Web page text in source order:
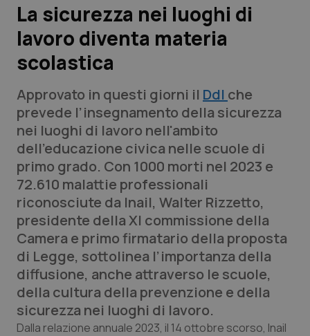
Lavoro e Professioni
Scienza e Farmaci
Studi e Analisi
Lettere al direttore
Edizioni Regionali
QS Pro
Professionisti Sanitari.AI
Abruzzo
Basilicata
QS Pro Gold
Artrite & artrosi
QS Club Newsletter
La sicurezza nei luoghi di
lavoro diventa materia
scolastica
Approvato in questi giorni il Ddl che
prevede l’insegnamento della sicurezza
nei luoghi di lavoro nell'ambito
dell'educazione civica nelle scuole di
primo grado. Con 1000 morti nel 2023 e
72.610 malattie professionali
riconosciute da Inail, Walter Rizzetto,
presidente della XI commissione della
Camera e primo firmatario della proposta
di Legge, sottolinea l’importanza della
diffusione, anche attraverso le scuole,
della cultura della prevenzione e della
sicurezza nei luoghi di lavoro.
Dalla relazione annuale 2023, il 14 ottobre scorso, Inail